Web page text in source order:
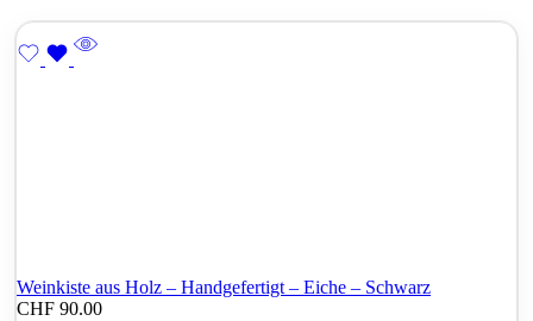
Weinkiste aus Holz – Handgefertigt – Eiche – Schwarz
CHF 90.00